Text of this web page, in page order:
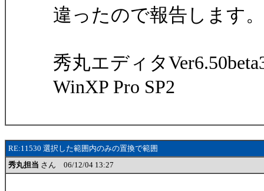
違ったので報告します。
秀丸エディタ
WinXP Pro SP2
RE:11530 選択した範囲内のみの置換で範囲
秀丸担当 さん 06/12/04 13:27